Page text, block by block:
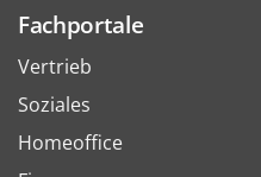
Fachportale
Vertrieb
Soziales
Homeoffice